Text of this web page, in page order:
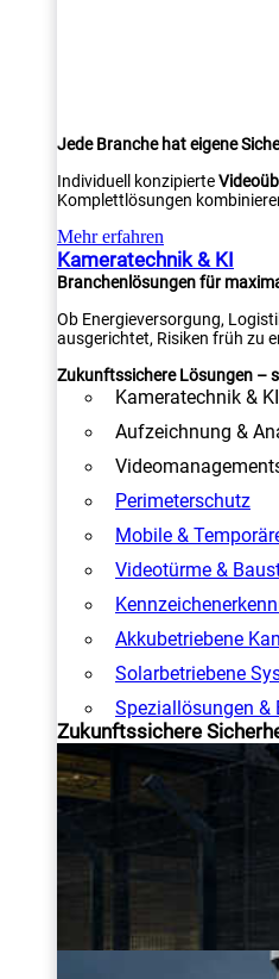
Jede Branche hat eigene
Individuell konzipierte
Komplettlösungen
Mehr erfahren
Kameratechnik & KI
Branchenlösungen für
Ob Energieversorgung,
ausgerichtet, Risiken früh zu
Zukunftssichere Lösungen –
Kameratechnik & KI
Aufzeichnung &
Perimeterschutz
Mobile &
Videotürme &
Akkubetriebene
Solarbetriebene
Speziallösungen &
Zukunftssichere